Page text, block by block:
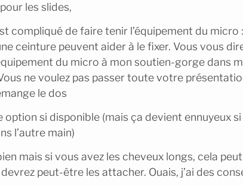
les slides,
compliqué de faire tenir l’équipement du micro
ceinture peuvent aider à le fixer. Vous vous
du micro à mon soutien-gorge dans
ne voulez pas passer toute votre
le dos
option si disponible (mais ça devient ennuyeux
l’autre main)
mais si vous avez les cheveux longs, cela peut
peut-être les attacher. Ouais, j’ai des